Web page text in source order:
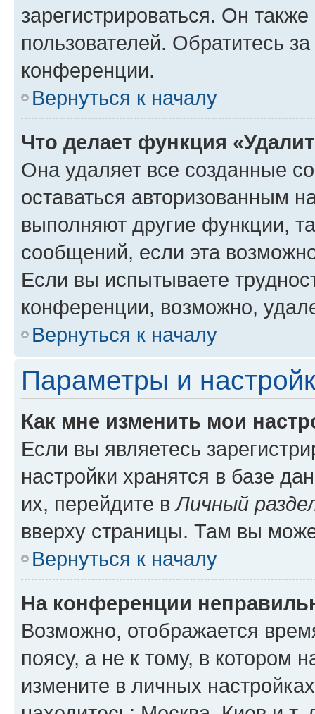
зарегистрироваться. Он
пользователей. Обратитесь
конференции.
Вернуться к началу
Что делает функция
Она удаляет все созданные
оставаться авторизованным
выполняют другие функции,
сообщений, если эта
Если вы испытываете
конференции, возможно,
Вернуться к началу
Параметры и
Как мне изменить мои
Если вы являетесь
настройки хранятся в базе
их, перейдите вЛичный
вверху страницы. Там вы
Вернуться к началу
На конференции
Возможно, отображается
поясу, а не к тому, в котором
измените в личных